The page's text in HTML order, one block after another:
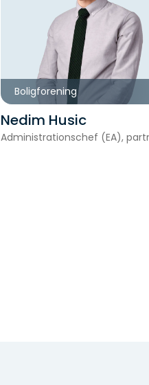
Boligforening
Nedim Husic
Administrationschef (EA),